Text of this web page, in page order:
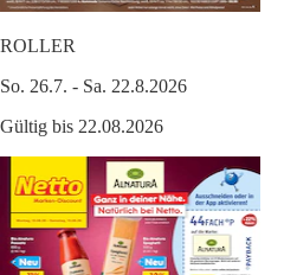
ROLLER
So. 26.7. - Sa. 22.8.2026
Gültig bis 22.08.2026